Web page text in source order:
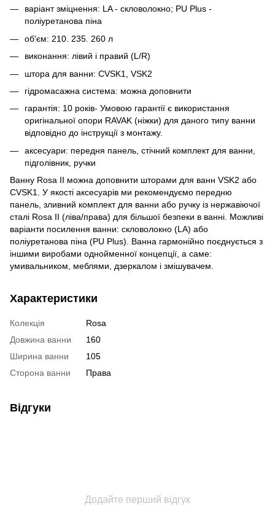
варіант зміцнення: LA - скловолокно; PU Plus -
поліуретанова піна
об'єм: 210. 235. 260 л
виконання: лівий і правий (L/R)
штора для ванни: CVSK1, VSK2
гідромасажна система: можна доповнити
гарантія: 10 років- Умовою гарантії є використання
оригінальної опори RAVAK (ніжки) для даного типу ванни
відповідно до інструкції з монтажу.
аксесуари: передня панель, стічний комплект для ванни,
підголівник, ручки
Ванну Rosa II можна доповнити шторами для ванн VSK2 або
CVSK1. У якості аксесуарів ми рекомендуємо передню
панель, зливний комплект для ванни або ручку із нержавіючої
сталі Rosa II (ліва/права) для більшої безпеки в ванні. Можливі
варіанти посилення ванни: скловолокно (LA) або
поліуретанова піна (PU Plus). Ванна гармонійно поєднується з
іншими виробами однойменної концепції, а саме:
умивальником, меблями, дзеркалом і змішувачем.
Характеристики
Колекція
Rosa
Довжина ванни
160
Ширина ванни
105
Сторона ванни
Права
Відгуки
Додайте перший відгук